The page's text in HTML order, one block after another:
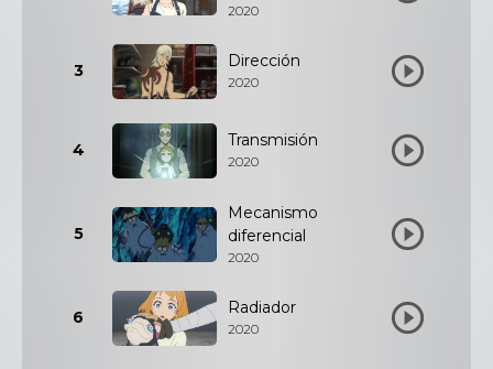
2020
3 Dirección
2020
4 Transmisión
2020
5
Mecanismo
diferencial
2020
6 Radiador
2020